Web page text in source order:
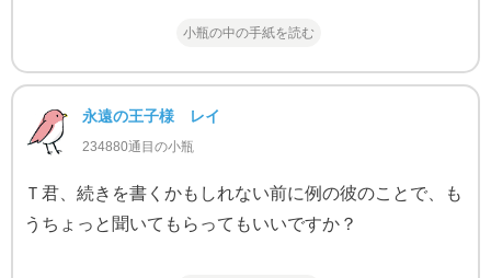
小瓶の中の手紙を読む
永遠の王子様 レイ
234880通目の小瓶
Ｔ君、続きを書くかもしれない前に例の彼のことで、も
うちょっと聞いてもらってもいいですか？